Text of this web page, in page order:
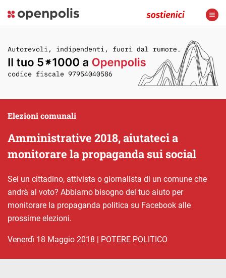
Amministrative 2018, aiutateci a
monitorare la propaganda sui social
Elezioni comunali
Sei un cittadino, attivista o giornalista di un comune che
andrà al voto? Abbiamo bisogno del tuo aiuto per
monitorare la propaganda politica su Facebook alle
prossime elezioni.
venerdì 18 Maggio 2018 | POTERE POLITICO